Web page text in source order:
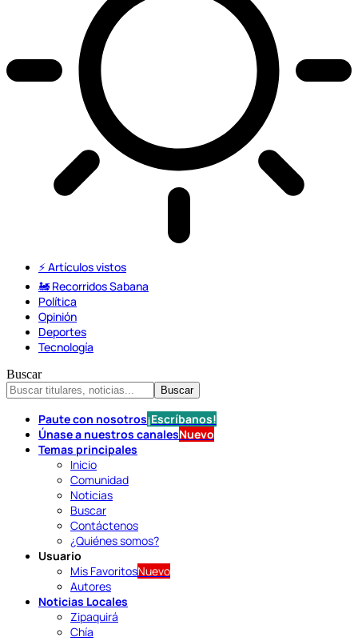
⚡️ Artículos vistos
🚂 Recorridos Sabana
Política
Opinión
Deportes
Tecnología
Buscar
Paute con nosotros¡Escríbanos!
Únase a nuestros canalesNuevo
Temas principales
Inicio
Comunidad
Noticias
Buscar
Contáctenos
¿Quiénes somos?
Usuario
Mis FavoritosNuevo
Autores
Noticias Locales
Zipaquirá
Chía